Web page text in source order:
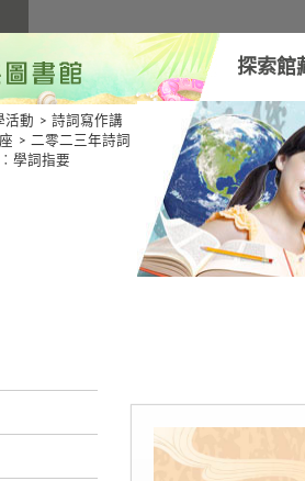
探索館
活動 > 詩詞寫作講
> 二零二三年詩詞
學詞指要